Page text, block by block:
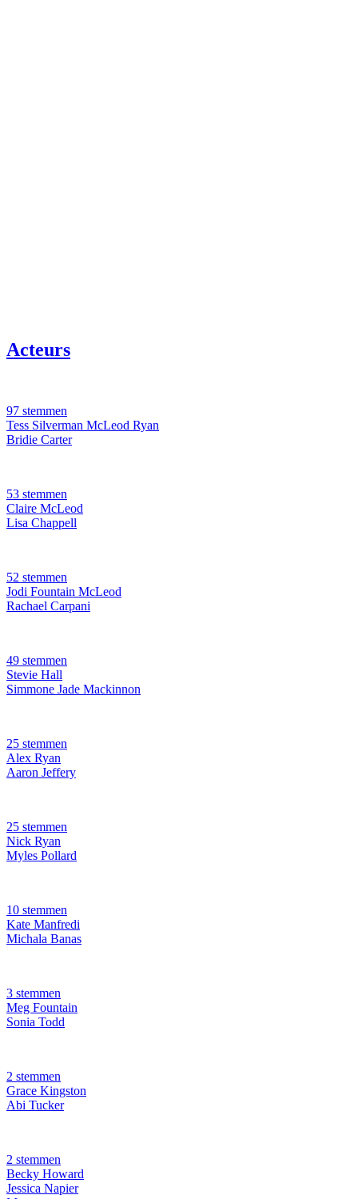
Acteurs
97 stemmen
Tess Silverman McLeod Ryan
Bridie Carter
53 stemmen
Claire McLeod
Lisa Chappell
52 stemmen
Jodi Fountain McLeod
Rachael Carpani
49 stemmen
Stevie Hall
Simmone Jade Mackinnon
25 stemmen
Alex Ryan
Aaron Jeffery
25 stemmen
Nick Ryan
Myles Pollard
10 stemmen
Kate Manfredi
Michala Banas
3 stemmen
Meg Fountain
Sonia Todd
2 stemmen
Grace Kingston
Abi Tucker
2 stemmen
Becky Howard
Jessica Napier